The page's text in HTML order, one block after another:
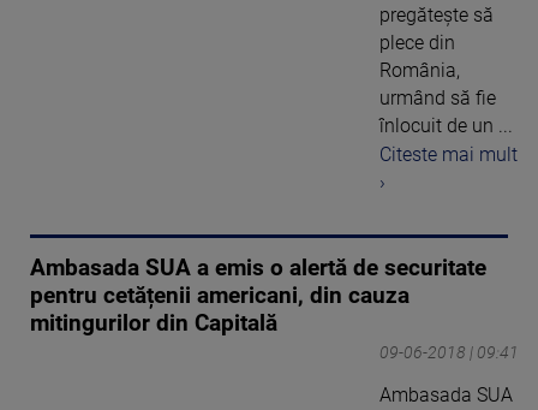
pregăteşte să
plece din
România,
urmând să fie
înlocuit de un ...
Citeste mai mult
›
Ambasada SUA a emis o alertă de securitate
pentru cetățenii americani, din cauza
mitingurilor din Capitală
09-06-2018 | 09:41
Ambasada SUA